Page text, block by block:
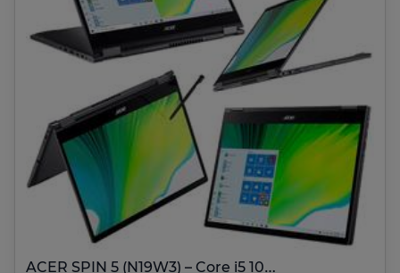
ACER SPIN 5 (N19W3) – Core i5 10ème Génération